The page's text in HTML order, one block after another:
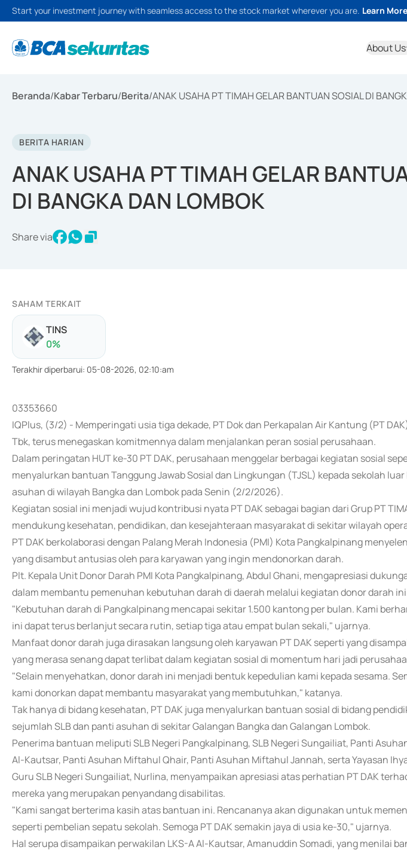
Start your investment journey with seamless access to the stock market wherever you are. Learn More
About Us
Beranda/Kabar Terbaru/Berita/ANAK USAHA PT TIMAH GELAR BANTUAN SOSIAL DI
BERITA HARIAN
ANAK USAHA PT TIMAH GELAR
DI BANGKA DAN LOMBOK
Share via
SAHAM TERKAIT
TINS
0%
Terakhir diperbarui: 05-08-2026, 02:10:am
03353660
IQPlus, (3/2) - Memperingati usia tiga dekade, PT Dok dan Perkapalan Air Kantung (PT
Tbk, terus menegaskan komitmennya dalam menjalankan peran sosial perusahaan.
Dalam peringatan HUT ke-30 PT DAK, perusahaan menggelar berbagai kegiatan sosial
menyalurkan bantuan Tanggung Jawab Sosial dan Lingkungan (TJSL) kepada sekolah
asuhan di wilayah Bangka dan Lombok pada Senin (2/2/2026).
Kegiatan sosial ini menjadi wujud kontribusi nyata PT DAK sebagai bagian dari Grup PT
mendukung kesehatan, pendidikan, dan kesejahteraan masyarakat di sekitar wilayah
PT DAK berkolaborasi dengan Palang Merah Indonesia (PMI) Kota Pangkalpinang
yang disambut antusias oleh para karyawan yang ingin mendonorkan darah.
Plt. Kepala Unit Donor Darah PMI Kota Pangkalpinang, Abdul Ghani, mengapresiasi
dalam membantu pemenuhan kebutuhan darah di daerah melalui kegiatan donor darah
"Kebutuhan darah di Pangkalpinang mencapai sekitar 1.500 kantong per bulan. Kami
ini dapat terus berlanjut secara rutin, setiap tiga atau empat bulan sekali," ujarnya.
Manfaat donor darah juga dirasakan langsung oleh karyawan PT DAK seperti yang
yang merasa senang dapat terlibat dalam kegiatan sosial di momentum hari jadi
"Selain menyehatkan, donor darah ini menjadi bentuk kepedulian kami kepada sesama.
kami donorkan dapat membantu masyarakat yang membutuhkan," katanya.
Tak hanya di bidang kesehatan, PT DAK juga menyalurkan bantuan sosial di bidang
sejumlah SLB dan panti asuhan di sekitar Galangan Bangka dan Galangan Lombok.
Penerima bantuan meliputi SLB Negeri Pangkalpinang, SLB Negeri Sungailiat, Panti
Al-Kautsar, Panti Asuhan Miftahul Qhair, Panti Asuhan Miftahul Jannah, serta Yayasan
Guru SLB Negeri Sungailiat, Nurlina, menyampaikan apresiasi atas perhatian PT DAK
mereka yang merupakan penyandang disabilitas.
"Kami sangat berterima kasih atas bantuan ini. Rencananya akan digunakan untuk
seperti pembelian sepatu sekolah. Semoga PT DAK semakin jaya di usia ke-30," ujarnya.
Hal serupa disampaikan perwakilan LKS-A Al-Kautsar, Amanuddin Somadi, yang menilai